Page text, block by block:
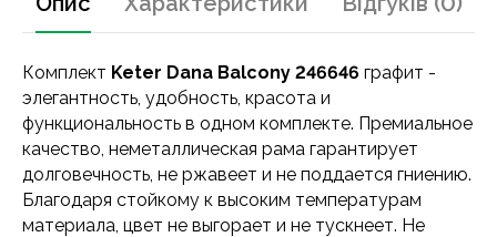
Комплект Keter Dana Balcony 246646 графит -
элегантность, удобность, красота и
функциональность в одном комплекте. Премиальное
качество, неметаллическая рама гарантирует
долговечность, не ржавеет и не поддается гниению.
Благодаря стойкому к высоким температурам
материала, цвет не выгорает и не тускнеет. Не